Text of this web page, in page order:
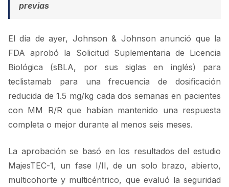
previas
El día de ayer, Johnson & Johnson anunció que la
FDA aprobó la Solicitud Suplementaria de Licencia
Biológica (sBLA, por sus siglas en inglés) para
teclistamab para una frecuencia de dosificación
reducida de 1.5 mg/kg cada dos semanas en pacientes
con MM R/R que habían mantenido una respuesta
completa o mejor durante al menos seis meses.
La aprobación se basó en los resultados del estudio
MajesTEC-1, un fase I/II, de un solo brazo, abierto,
multicohorte y multicéntrico, que evaluó la seguridad